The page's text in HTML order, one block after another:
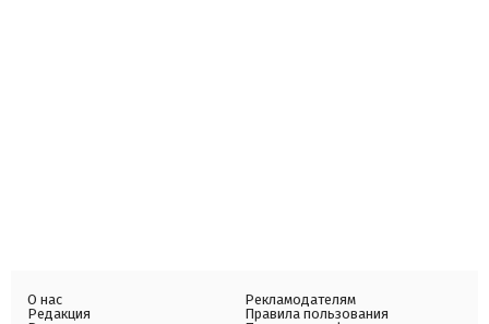
О нас
Редакция
Рекламодателям
Правила пользования